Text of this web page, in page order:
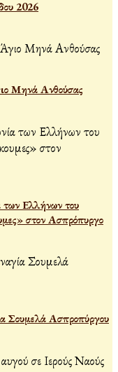
2026
Μηνά Ανθούσας
των Ελλήνων του
στον Ασπρόπυργο
Σουμελά Ασπροπύργου